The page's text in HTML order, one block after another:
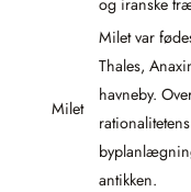
Milet
Milet var
Thales,
havneby.
antikken.